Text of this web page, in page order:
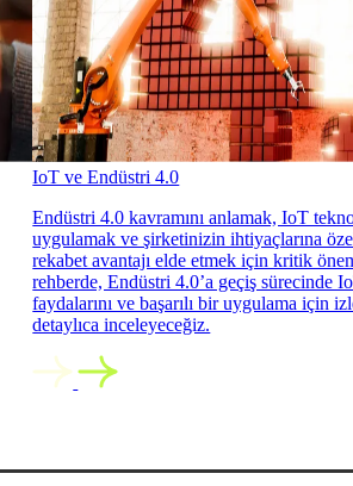
IoT ve Endüstri 4.0
Endüstri 4.0 kavramını anlamak, IoT
uygulamak ve şirketinizin ihtiyaçlarına
rekabet avantajı elde etmek için kritik
rehberde, Endüstri 4.0’a geçiş sürecinde
faydalarını ve başarılı bir uygulama için
detaylıca inceleyeceğiz.